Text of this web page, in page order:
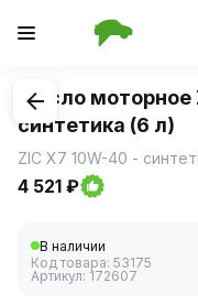
1/1
Масло моторное
синтетика (6 л)
4 521 ₽
В наличии
Код товара: 53175
Артикул: 172607